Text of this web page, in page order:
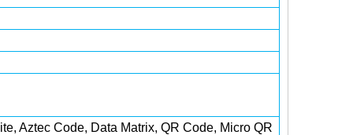
Aztec Code, Data Matrix, QR Code, Micro QR